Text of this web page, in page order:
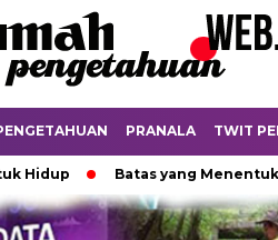
PRANALA TWIT
Batas yang Menentukan